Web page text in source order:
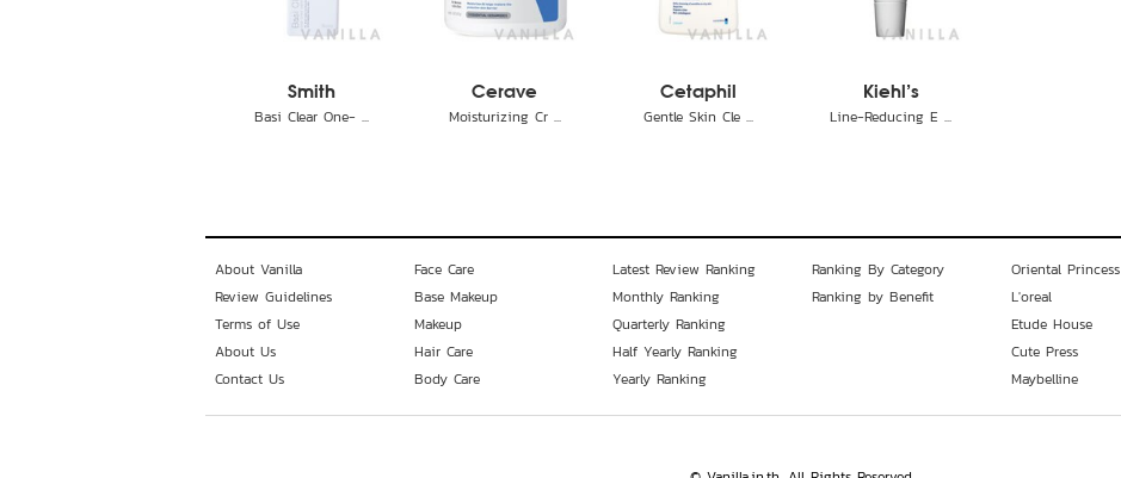
Smith
Basi Clear One- ...
Cerave
Moisturizing Cr ...
Cetaphil
Gentle Skin Cle ...
Kiehl's
Line-Reducing E ...
About Vanilla
Review Guidelines
Terms of Use
About Us
Contact Us
Face Care
Base Makeup
Makeup
Hair Care
Body Care
Latest Review Ranking
Monthly Ranking
Quarterly Ranking
Half Yearly Ranking
Yearly Ranking
Ranking By Category
Ranking by Benefit
Oriental Princess
L'oreal
Etude House
Cute Press
Maybelline